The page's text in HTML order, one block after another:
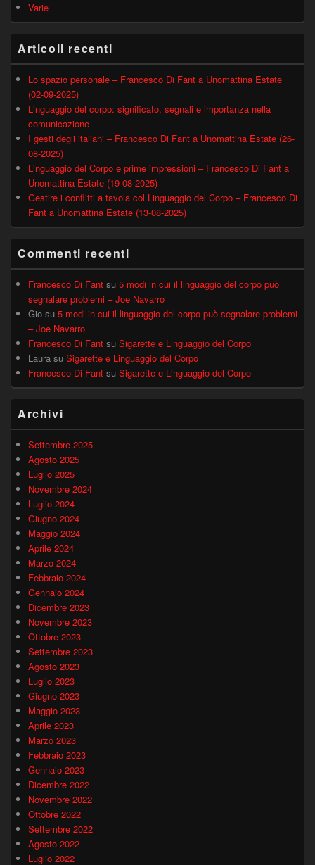
Varie
Articoli recenti
Lo spazio personale – Francesco Di Fant a Unomattina Estate
(02-09-2025)
Linguaggio del corpo: significato, segnali e importanza nella
comunicazione
I gesti degli italiani – Francesco Di Fant a Unomattina Estate (26-
08-2025)
Linguaggio del Corpo e prime impressioni – Francesco Di Fant a
Unomattina Estate (19-08-2025)
Gestire i conflitti a tavola col Linguaggio del Corpo – Francesco Di
Fant a Unomattina Estate (13-08-2025)
Commenti recenti
Francesco Di Fant su 5 modi in cui il linguaggio del corpo può
segnalare problemi – Joe Navarro
Gio su 5 modi in cui il linguaggio del corpo può segnalare problemi
– Joe Navarro
Francesco Di Fant su Sigarette e Linguaggio del Corpo
Laura su Sigarette e Linguaggio del Corpo
Francesco Di Fant su Sigarette e Linguaggio del Corpo
Archivi
Settembre 2025
Agosto 2025
Luglio 2025
Novembre 2024
Luglio 2024
Giugno 2024
Maggio 2024
Aprile 2024
Marzo 2024
Febbraio 2024
Gennaio 2024
Dicembre 2023
Novembre 2023
Ottobre 2023
Settembre 2023
Agosto 2023
Luglio 2023
Giugno 2023
Maggio 2023
Aprile 2023
Marzo 2023
Febbraio 2023
Gennaio 2023
Dicembre 2022
Novembre 2022
Ottobre 2022
Settembre 2022
Agosto 2022
Luglio 2022